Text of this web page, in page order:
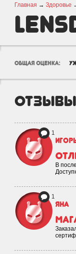
Главная → Здоровье
общая оценка:
отзывы
1
В
1
Яна